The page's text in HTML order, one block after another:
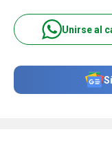
Unirse al